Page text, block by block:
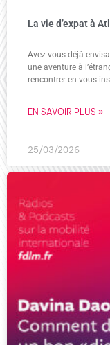
La vie d’expat à
Avez-vous déjà
une aventure à
rencontrer en vous
EN SAVOIR PLUS »
25/03/2026